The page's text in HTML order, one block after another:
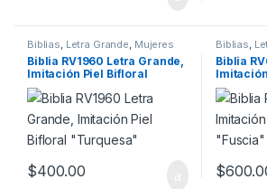
Biblias, Letra Grande, Mujeres
Biblia RV1960 Letra Grande,
Imitación Piel Bifloral
“Turquesa”
$400.00
Biblias,
Mujeres,
Biblia
“Fuscia”
$